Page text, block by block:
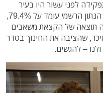
לפני עשור היו בעיר
58% זכאות לבגרות בלבד, בעוד היום הנתון הרשמי עומד על 79.4%,
תוצאה של הקצאת משאבים
שהציבה את החינוך בסדר
– להגשים.